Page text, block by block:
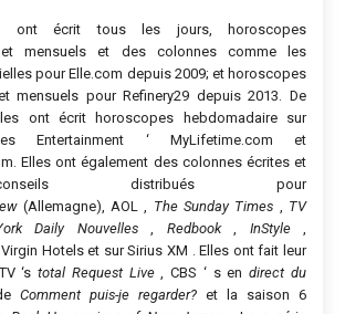
ont écrit tous les jours, horoscopes
et mensuels et des colonnes comme les
pour Elle.com depuis 2009; et horoscopes
mensuels pour Refinery29 depuis 2013. De
ont écrit horoscopes hebdomadaire sur
Entertainment ‘ MyLifetime.com et
Elles ont également des colonnes écrites et
distribués pour
(Allemagne), AOL , The Sunday Times
TV
Daily Nouvelles, Redbook, InStyle,
Hotels et sur Sirius XM . Elles ont fait leur
‘stotal Request Live, CBS ‘ s endirect du
Comment puis-je regarder? et la saison 6